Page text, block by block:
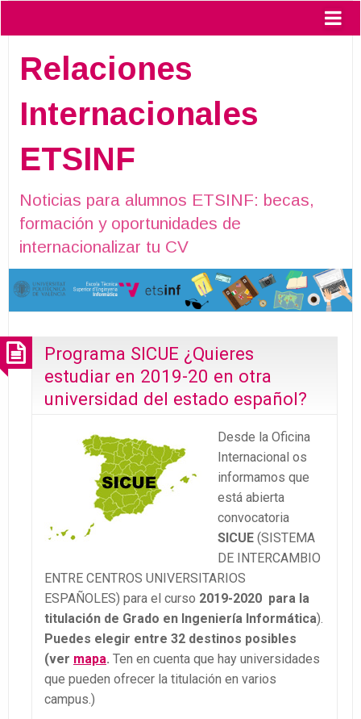
Relaciones
Internacionales
ETSINF
Noticias para alumnos ETSINF: becas,
formación y oportunidades de
internacionalizar tu CV
Programa SICUE ¿Quieres
estudiar en 2019-20 en otra
universidad del estado español?
Desde la Oficina
Internacional os
informamos que
está abierta
convocatoria
SICUE (SISTEMA
DE INTERCAMBIO
ENTRE CENTROS UNIVERSITARIOS
ESPAÑOLES) para el curso 2019-2020 para la
titulación de Grado en Ingeniería Informática).
Puedes elegir entre 32 destinos posibles
(ver mapa. Ten en cuenta que hay universidades
que pueden ofrecer la titulación en varios
campus.)